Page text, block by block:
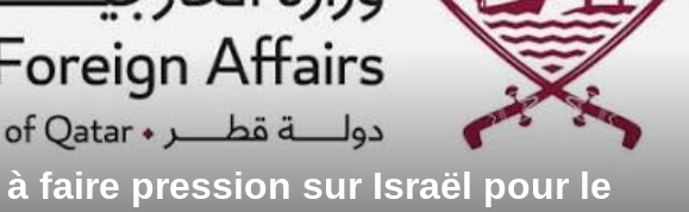
faire pression sur Israël pour le